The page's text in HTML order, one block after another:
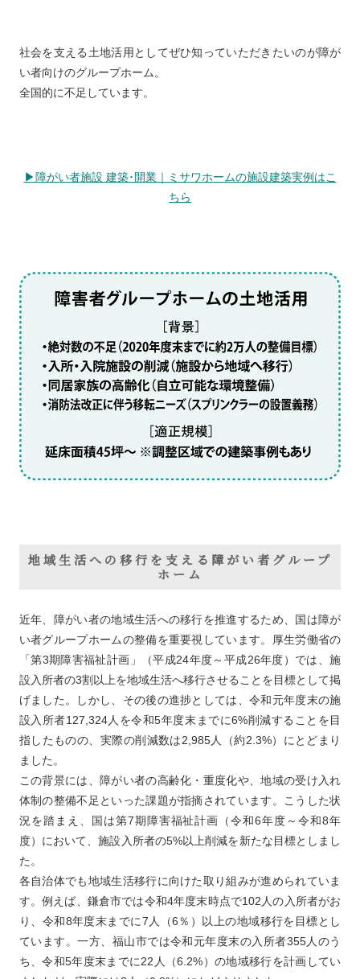
社会を支える土地活用としてぜひ知っていただきたいのが障が
い者向けのグループホーム。
全国的に不足しています。
▶障がい者施設 建築･開業｜ミサワホームの施設建築実例はこ
ちら
地域生活への移行を支える障がい者グループ
ホーム
近年、障がい者の地域生活への移行を推進するため、国は障が
い者グループホームの整備を重要視しています。厚生労働省の
「第3期障害福祉計画」（平成24年度～平成26年度）では、施
設入所者の3割以上を地域生活へ移行させることを目標として掲
げました。しかし、その後の進捗としては、令和元年度末の施
設入所者127,324人を令和5年度末までに6%削減することを目
指したものの、実際の削減数は2,985人（約2.3%）にとどまり
ました。
この背景には、障がい者の高齢化・重度化や、地域の受け入れ
体制の整備不足といった課題が指摘されています。こうした状
況を踏まえ、国は第7期障害福祉計画（令和6年度～令和8年
度）において、施設入所者の5%以上削減を新たな目標としまし
た。
各自治体でも地域生活移行に向けた取り組みが進められていま
す。例えば、鎌倉市では令和4年度末時点で102人の入所者がお
り、令和8年度末までに7人（6％）以上の地域移行を目標とし
ています。一方、福山市では令和元年度末の入所者355人のう
ち、令和5年度末までに22人（6.2%）の地域移行を計画してい